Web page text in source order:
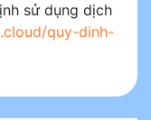
sử dụng dịch
quy-dinh-